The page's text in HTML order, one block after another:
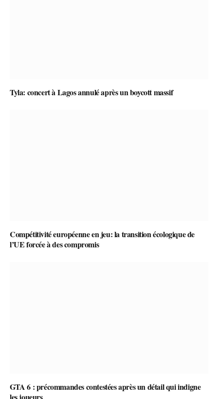
Tyla: concert à Lagos annulé après un boycott massif
Compétitivité européenne en jeu: la transition écologique de
l’UE forcée à des compromis
GTA 6 : précommandes contestées après un détail qui indigne